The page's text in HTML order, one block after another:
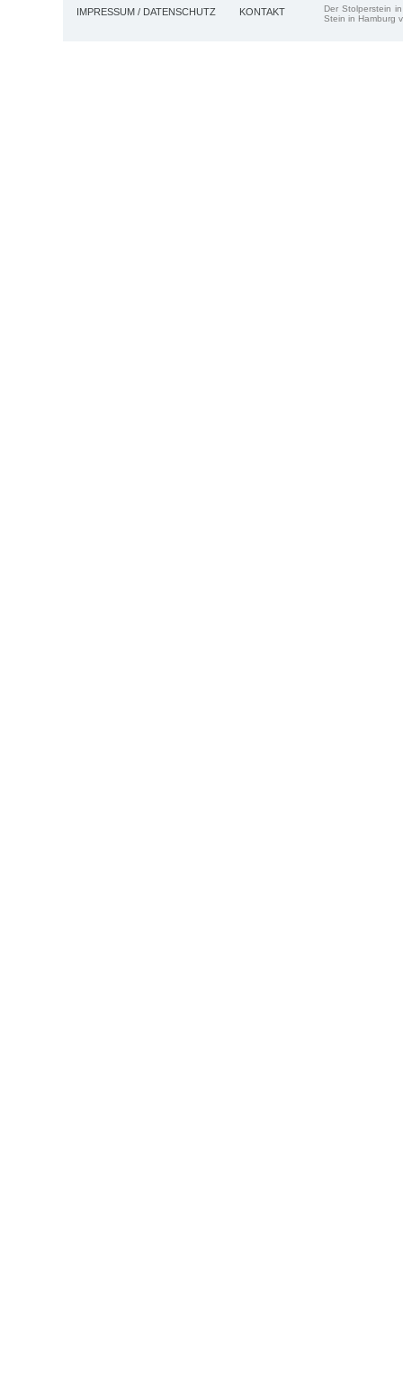
IMPRESSUM / DATENSCHUTZ KONTAKT
Der Stolperstein
Stein in Hamburg